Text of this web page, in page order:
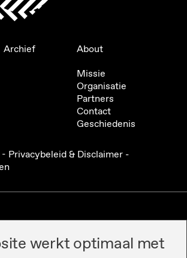
Archief
About
Missie
Organisatie
Partners
Contact
Geschiedenis
- Privacybeleid & Disclaimer -
werkt optimaal met